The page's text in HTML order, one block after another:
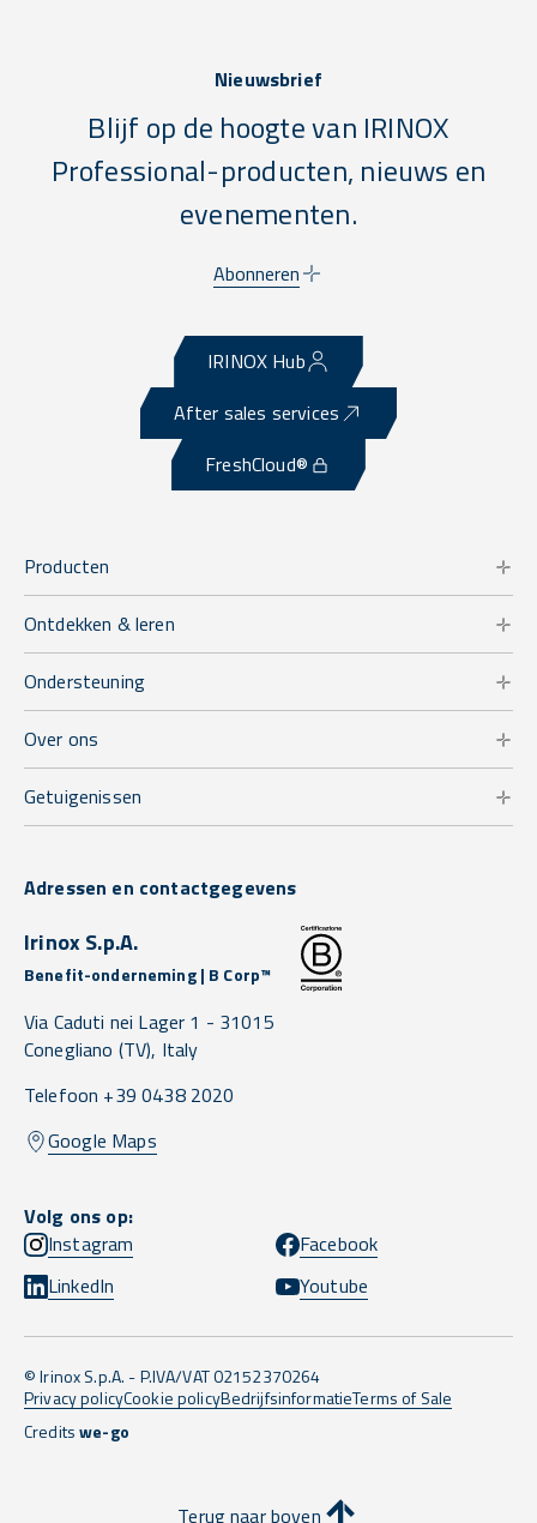
Nieuwsbrief
Blijf op de hoogte van IRINOX
Professional-producten, nieuws en
evenementen.
Abonneren
IRINOX Hub
After sales services
FreshCloud®
Producten
Ontdekken & leren
Ondersteuning
Over ons
Getuigenissen
Adressen en contactgegevens
Irinox S.p.A.
Benefit-onderneming | B Corp™
Via Caduti nei Lager 1 - 31015
Conegliano (TV), Italy
Telefoon +39 0438 2020
Google Maps
Volg ons op:
Instagram
Facebook
LinkedIn
Youtube
© Irinox S.p.A. - P.IVA/VAT 02152370264
Privacy policyCookie policyBedrijfsinformatieTerms of Sale
Creditswe-go
Terug naar boven